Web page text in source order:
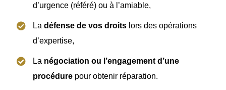
d’urgence (référé) ou à l’amiable,
La défense de vos droits lors des opérations
d’expertise,
La négociation ou l’engagement d’une
procédure pour obtenir réparation.